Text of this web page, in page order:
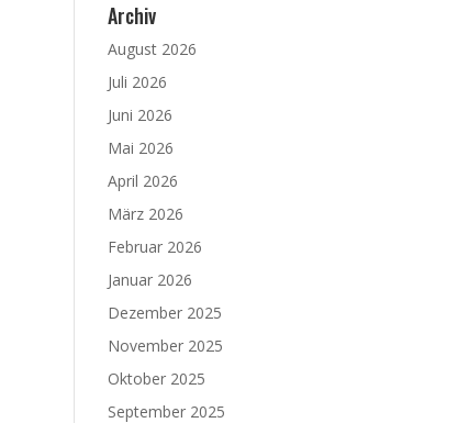
Archiv
August 2026
Juli 2026
Juni 2026
Mai 2026
April 2026
März 2026
Februar 2026
Januar 2026
Dezember 2025
November 2025
Oktober 2025
September 2025